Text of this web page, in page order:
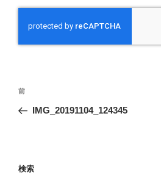
投
ナ
ー
前
の
前
IMG_20191104_124345
検索